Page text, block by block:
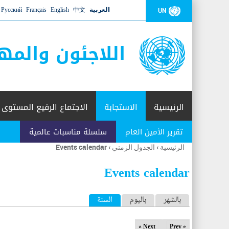
UN العربية 中文
English
Français
Русский
اللاجئون
الرئيسية الاستجابة
تقرير الأمين العام سلسلة مناسبات عالمية
الاجتماع الرفيع المستوى
أنت
هنا
الرئيسية › الجدول الزمني ›
Events calendar
Events calendar
ا
ل
بالشهر باليوم السنة (علامة التبويب النشطة)